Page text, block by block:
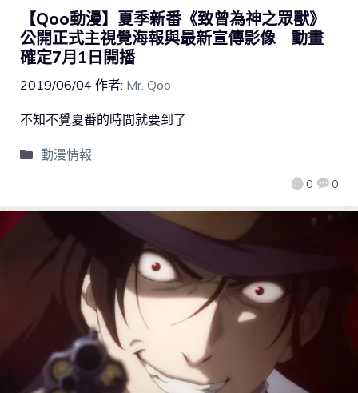
【Qoo動漫】夏季新番《致曾為神之眾獸》
公開正式主視覺海報與最新宣傳影像 動畫
確定7月1日開播
2019/06/04 作者: Mr. Qoo
0 0
不知不覺夏番的時間就要到了
動漫情報